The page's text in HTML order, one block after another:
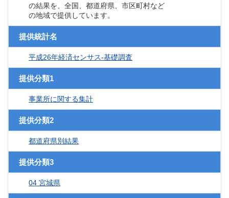
の結果を、全国、都道府県、市区町村など
の地域で提供しています。
提供統計名
平成26年経済センサス‐基礎調査
提供分類1
事業所に関する集計
提供分類2
都道府県別結果
提供分類3
04 宮城県